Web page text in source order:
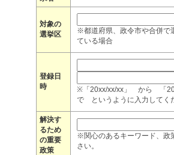
対象の
選挙区
※都道府県、政令市や合併で
ている場合
登録日
時
※「20xx/xx/xx」 から 「
で というように入力してく
解決す
るため
の重要
政策
※関心のあるキーワード、政
さい。